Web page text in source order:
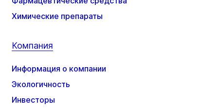
Химические препараты
Компания
Информация о компании
Экологичность
Инвесторы